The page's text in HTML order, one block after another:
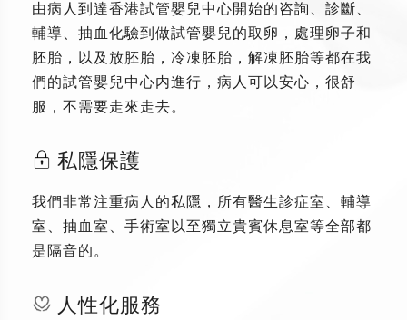
由病人到達香港試管嬰兒中心開始的咨詢、診斷、
輔導、抽血化驗到做試管嬰兒的取卵，處理卵子和
胚胎，以及放胚胎，冷凍胚胎，解凍胚胎等都在我
們的試管嬰兒中心内進行，病人可以安心，很舒
服，不需要走來走去。
私隱保護
我們非常注重病人的私隱，所有醫生診症室、輔導
室、抽血室、手術室以至獨立貴賓休息室等全部都
是隔音的。
人性化服務